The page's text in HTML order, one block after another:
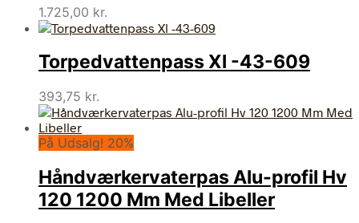
1.725,00 kr.
Torpedvattenpass Xl -43-609
393,75 kr.
På Udsalg! 20%
Håndværkervaterpas Alu-profil Hv
120 1200 Mm Med Libeller